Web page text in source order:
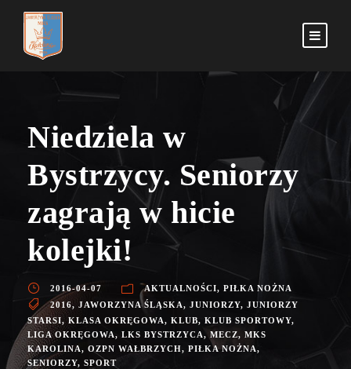
Niedziela w
Bystrzycy. Seniorzy
zagrają w hicie
kolejki!
2016-04-07 AKTUALNOŚCI, PIŁKA NOŻNA
2016, JAWORZYNA ŚLĄSKA, JUNIORZY, JUNIORZY
STARSI, KLASA OKRĘGOWA, KLUB, KLUB SPORTOWY,
LIGA OKRĘGOWA, LKS BYSTRZYCA, MECZ, MKS
KAROLINA, OZPN WAŁBRZYCH, PIŁKA NOŻNA,
SENIORZY, SPORT